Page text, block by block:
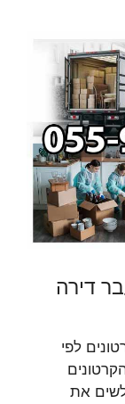
דירה
לפי
לשים את